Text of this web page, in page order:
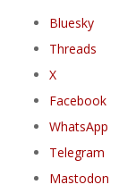
Bluesky
Threads
X
Facebook
WhatsApp
Telegram
Mastodon